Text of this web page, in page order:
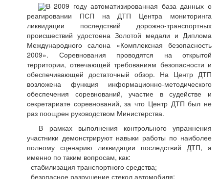
В 2009 году автоматизированная база данных о
реагировании ПСП на ДТП Центра мониторинга
ликвидации последствий дорожно-транспортных
происшествий удостоена Золотой медали и Диплома
Международного салона «Комплексная безопасность
2009». Соревнования проводятся на открытой
территории, отвечающей требованиям безопасности и
обеспечивающей достаточный обзор. На Центр ДТП
возложена функция информационно-методического
обеспечения соревнований, участие в судействе и
секретариате соревнований, за что Центр ДТП был не
раз поощрен руководством Министерства.
В рамках выполнения контрольного упражнения
участники демонстрируют навыки работы по наиболее
полному сценарию ликвидации последствий ДТП, а
именно по таким вопросам, как:
стабилизация транспортного средства;
безопасное разрушение стекол автомобиля;